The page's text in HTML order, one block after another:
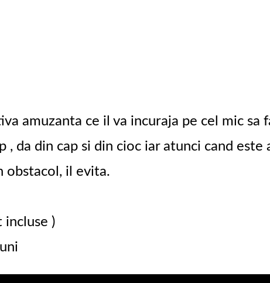
amuzanta ce il va incuraja pe cel mic sa
, da din cap si din cioc iar atunci cand
obstacol, il evita.
incluse )